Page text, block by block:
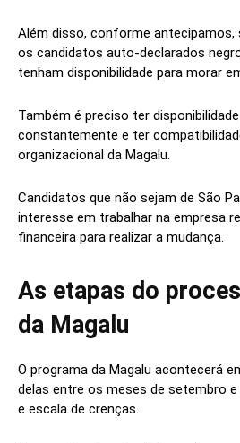
Além disso, conforme antecipamos,
os candidatos auto-declarados
tenham disponibilidade para morar
Também é preciso ter
constantemente e ter
organizacional da Magalu.
Candidatos que não sejam de São
interesse em trabalhar na empresa
financeira para realizar a mudança.
As etapas do
da Magalu
O programa da Magalu acontecerá
delas entre os meses de setembro
e escala de crenças.